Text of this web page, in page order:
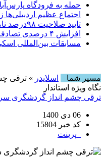
حمله به فرودگاه
اجتماع عظیم اردبیلی‌ها
تایید صلاحیت ۹۸درصد نامزدهای شوراهای روستای اردبیل
افزایش ۴ درصدی تصادفات فوتی در جاده‌های اردبیل
مسابقات بین‌المللی
مسیر شما
اسلایدر » ترقی
نگاه ویژه استاندار
ترقی چشم انداز گردشگری
06 دی 1400
کد خبر 15804
پرینت